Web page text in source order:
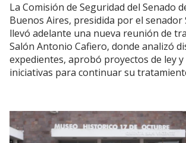
La Comisión de Seguridad del Senado
Buenos Aires, presidida por el senador
llevó adelante una nueva reunión de
Salón Antonio Cafiero, donde analizó
expedientes, aprobó proyectos de ley
iniciativas para continuar su